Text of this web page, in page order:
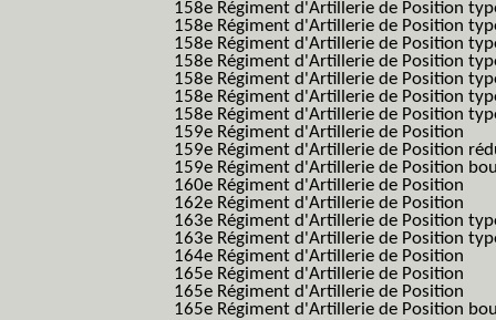
158e Régiment d'Artillerie de Position
158e Régiment d'Artillerie de Position
158e Régiment d'Artillerie de Position
158e Régiment d'Artillerie de Position
158e Régiment d'Artillerie de Position
158e Régiment d'Artillerie de Position
158e Régiment d'Artillerie de Position
159e Régiment d'Artillerie de Position
159e Régiment d'Artillerie de Position
159e Régiment d'Artillerie de Position
160e Régiment d'Artillerie de Position
162e Régiment d'Artillerie de Position
163e Régiment d'Artillerie de Position
163e Régiment d'Artillerie de Position
164e Régiment d'Artillerie de Position
165e Régiment d'Artillerie de Position
165e Régiment d'Artillerie de Position
165e Régiment d'Artillerie de Position